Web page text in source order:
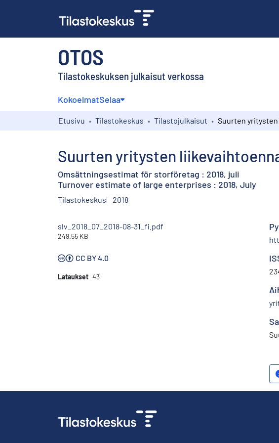
OTOS
Tilastokeskuksen julkaisut verkossa
KokoelmatSelaa
Etusivu Tilastokeskus Tilastojulkaisut
Suurten yritysten
Omsättningsestimat för storföretag : 2018, juli
Turnover estimate of large enterprises : 2018, July
Tilastokeskus 2018
slv_2018_07_2018-08-31_fi.pdf
249.55 KB
CC BY 4.0
Lataukset 43